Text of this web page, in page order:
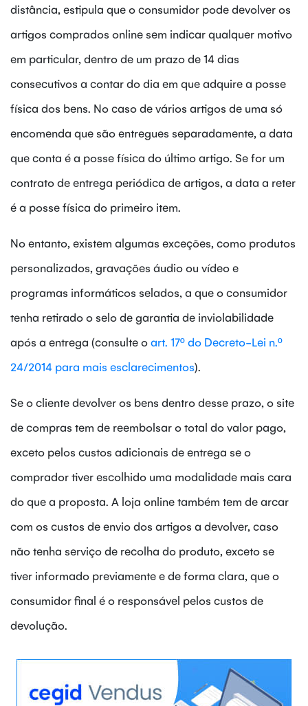
distância, estipula que o consumidor pode devolver os
artigos comprados online sem indicar qualquer motivo
em particular, dentro de um prazo de 14 dias
consecutivos a contar do dia em que adquire a posse
física dos bens. No caso de vários artigos de uma só
encomenda que são entregues separadamente, a data
que conta é a posse física do último artigo. Se for um
contrato de entrega periódica de artigos, a data a reter
é a posse física do primeiro item.
No entanto, existem algumas exceções, como produtos
personalizados, gravações áudio ou vídeo e
programas informáticos selados, a que o consumidor
tenha retirado o selo de garantia de inviolabilidade
após a entrega (consulte oart. 17º do Decreto-Lei n.º
24/2014 para mais esclarecimentos).
Se o cliente devolver os bens dentro desse prazo, o site
de compras tem de reembolsar o total do valor pago,
exceto pelos custos adicionais de entrega se o
comprador tiver escolhido uma modalidade mais cara
do que a proposta. A loja online também tem de arcar
com os custos de envio dos artigos a devolver, caso
não tenha serviço de recolha do produto, exceto se
tiver informado previamente e de forma clara, que o
consumidor final é o responsável pelos custos de
devolução.